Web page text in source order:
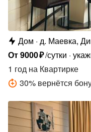
Дом д. Маевка,
д. Маевка, ул.
От9000₽/сутки
1 год на Квартирке
30% вернётся